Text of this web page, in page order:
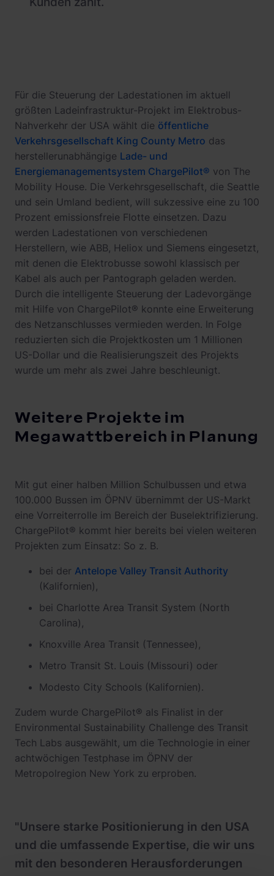
Für die Steuerung der Ladestationen im aktuell
größten Ladeinfrastruktur-Projekt im Elektrobus-
Nahverkehr der USA wählt die öffentliche
Verkehrsgesellschaft King County Metro das
herstellerunabhängige Lade- und
Energiemanagementsystem ChargePilot® von The
Mobility House. Die Verkehrsgesellschaft, die Seattle
und sein Umland bedient, will sukzessive eine zu 100
Prozent emissionsfreie Flotte einsetzen. Dazu
werden Ladestationen von verschiedenen
Herstellern, wie ABB, Heliox und Siemens eingesetzt,
mit denen die Elektrobusse sowohl klassisch per
Kabel als auch per Pantograph geladen werden.
Durch die intelligente Steuerung der Ladevorgänge
mit Hilfe von ChargePilot® konnte eine Erweiterung
des Netzanschlusses vermieden werden. In Folge
reduzierten sich die Projektkosten um 1 Millionen
US-Dollar und die Realisierungszeit des Projekts
wurde um mehr als zwei Jahre beschleunigt.
Weitere Projekte im
Megawattbereich in Planung
Mit gut einer halben Million Schulbussen und etwa
100.000 Bussen im ÖPNV übernimmt der US-Markt
eine Vorreiterrolle im Bereich der Buselektrifizierung.
ChargePilot® kommt hier bereits bei vielen weiteren
Projekten zum Einsatz: So z. B.
bei der Antelope Valley Transit Authority
(Kalifornien),
bei Charlotte Area Transit System (North
Carolina),
Knoxville Area Transit (Tennessee),
Metro Transit St. Louis (Missouri) oder
Modesto City Schools (Kalifornien).
Zudem wurde ChargePilot® als Finalist in der
Environmental Sustainability Challenge des Transit
Tech Labs ausgewählt, um die Technologie in einer
achtwöchigen Testphase im ÖPNV der
Metropolregion New York zu erproben.
"Unsere starke Positionierung in den USA
und die umfassende Expertise, die wir uns
mit den besonderen Herausforderungen